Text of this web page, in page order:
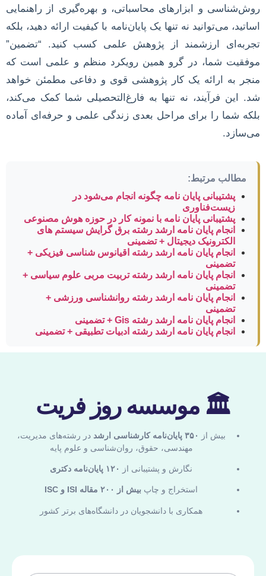
روش‌شناسی و ابزارهای محاسباتی، و بهره‌گیری از راهنمایی
اساتید، می‌توانید نه تنها یک پایان‌نامه با کیفیت ارائه دهید، بلکه
تجربه‌ای ارزشمند از پژوهش علمی کسب کنید. “تضمین”
موفقیت شما، در گرو همین رویکرد منظم و علمی است که
منجر به ارائه یک کار پژوهشی قوی و دفاعی مطمئن خواهد
شد. این فرآیند، نه تنها به فارغ‌التحصیلی شما کمک می‌کند،
بلکه شما را برای مراحل بعدی زندگی علمی و حرفه‌ای آماده
می‌سازد.
مطالب مرتبط:
پشتیبانی پایان نامه چگونه انجام می‌شود در
زیست‌فناوری
پشتیبانی پایان نامه با نمونه کار در حوزه هوش مصنوعی
انجام پایان نامه ارشد رشته برق گرایش سیستم های
الکترونیک دیجیتال + تضمینی
انجام پایان نامه ارشد رشته اقیانوس شناسی فیزیکی +
تضمینی
انجام پایان نامه ارشد رشته تربیت مربی علوم سیاسی +
تضمینی
انجام پایان نامه ارشد رشته روانشناسی ورزشی +
تضمینی
انجام پایان نامه ارشد رشته Gis + تضمینی
انجام پایان نامه ارشد رشته ادبیات تطبیقی + تضمینی
🏛 موسسه روز فریت
بیش از ۳۵۰ پایان‌نامه کارشناسی ارشد
در رشته‌های مدیریت،
مهندسی، حقوق، روان‌شناسی و علوم پایه
نگارش و پشتیبانی از ۱۲۰ پایان‌نامه دکتری
استخراج و چاپ بیش از ۲۰۰ مقاله ISI و ISC
همکاری با دانشجویان در دانشگاه‌های برتر کشور